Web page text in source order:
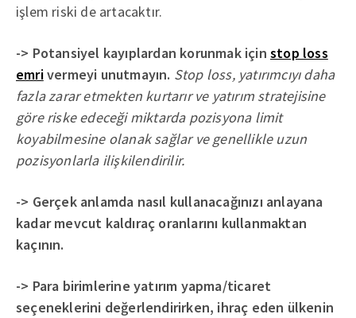
işlem riski de artacaktır.
-> Potansiyel kayıplardan korunmak içinstop loss
emrivermeyi unutmayın. Stop loss, yatırımcıyı daha
fazla zarar etmekten kurtarır ve yatırım stratejisine
göre riske edeceği miktarda pozisyona limit
koyabilmesine olanak sağlar ve genellikle uzun
pozisyonlarla ilişkilendirilir.
-> Gerçek anlamda nasıl kullanacağınızı anlayana
kadar mevcut kaldıraç oranlarını kullanmaktan
kaçının.
-> Para birimlerine yatırım yapma/ticaret
seçeneklerini değerlendirirken, ihraç eden ülkenin